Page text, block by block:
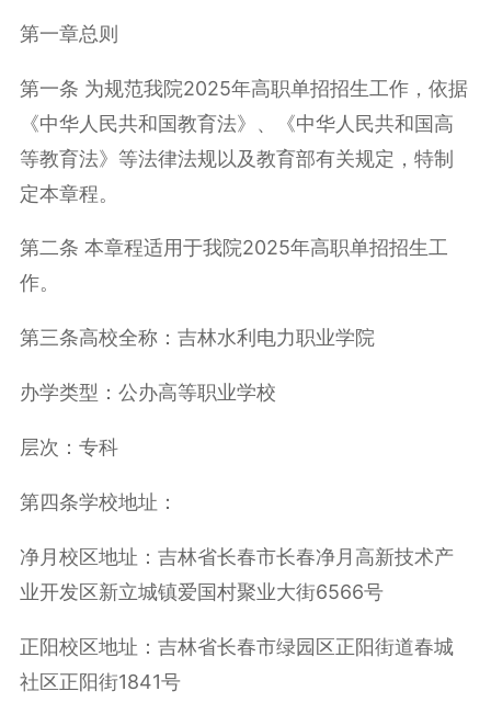
第一章总则
第一条 为规范我院2025年高职单招招生工作，依据
《中华人民共和国教育法》、《中华人民共和国高
等教育法》等法律法规以及教育部有关规定，特制
定本章程。
第二条 本章程适用于我院2025年高职单招招生工
作。
第三条高校全称：吉林水利电力职业学院
办学类型：公办高等职业学校
层次：专科
第四条学校地址：
净月校区地址：吉林省长春市长春净月高新技术产
业开发区新立城镇爱国村聚业大街6566号
正阳校区地址：吉林省长春市绿园区正阳街道春城
社区正阳街1841号